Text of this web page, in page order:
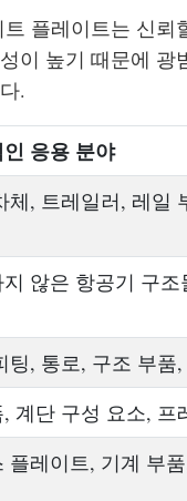
트 플레이트는 신뢰
이 높기 때문에 광
.
응용 분야
체, 트레일러, 레일
않은 항공기 구조
팅, 통로, 구조 부품
계단 구성 요소, 프
플레이트, 기계 부